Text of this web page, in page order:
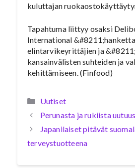
kuluttajan
Tapahtuma liittyy osaksi
International
elintarvikeyrittäjien ja
kansainvälisten suhteiden ja
kehittämiseen. (Finfood)
Kategoriat
Uutiset
Perunasta ja rukiista
Japanilaiset pitävät
terveystuotteena